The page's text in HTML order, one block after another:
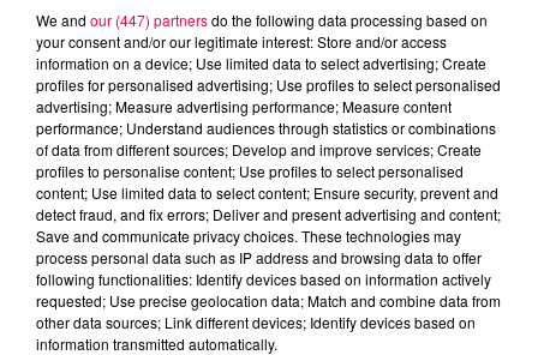
Afficher l'élément
DERNIÈRES INFOS
We and our (447) partnersdo the following data processing based on
your consent and/or our legitimate interest: Store and/or access
information on a device; Use limited data to select advertising; Create
profiles for personalised advertising; Use profiles to select personalised
advertising; Measure advertising performance; Measure content
performance; Understand audiences through statistics or combinations
of data from different sources; Develop and improve services; Create
profiles to personalise content; Use profiles to select personalised
content; Use limited data to select content; Ensure security, prevent and
detect fraud, and fix errors; Deliver and present advertising and content;
Save and communicate privacy choices. These technologies may
process personal data such as IP address and browsing data to offer
following functionalities: Identify devices based on information actively
requested; Use precise geolocation data; Match and combine data from
other data sources; Link different devices; Identify devices based on
information transmitted automatically.